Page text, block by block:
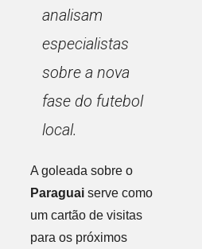
analisam
especialistas
sobre a nova
fase do futebol
local.
A goleada sobre o
Paraguaiserve como
um cartão de visitas
para os próximos